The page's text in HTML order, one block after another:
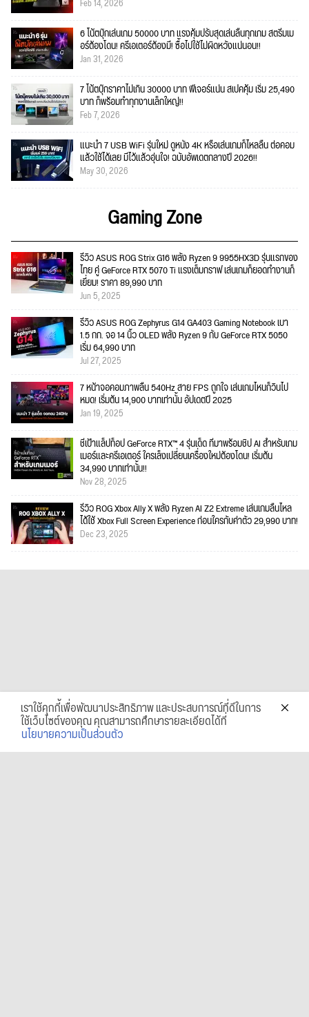
Feb 14, 2026
6 โน้ตบุ๊กเล่นเกม 50000 บาท แรงคุ้มปรับสุดเล่นลื่นทุกเกม สตรีมเม
อร์ต้องโดน! ครีเอเตอร์ต้องมี! ซื้อไปใช้ไม่ผิดหวังแน่นอน!!
Jan 31, 2026
7 โน้ตบุ๊กราคาไม่เกิน 30000 บาท ฟีเจอร์แน่น สเปคคุ้ม เริ่ม 25,490
บาท ก็พร้อมทำทุกงานเล็กใหญ่!!
Feb 7, 2026
แนะนำ 7 USB WiFi รุ่นใหม่ ดูหนัง 4K หรือเล่นเกมก็ไหลลื่น ต่อคอม
แล้วใช้ได้เลย มีไว้แล้วอุ่นใจ! ฉบับอัพเดตกลางปี 2026!!
May 30, 2026
Gaming Zone
รีวิว ASUS ROG Strix G16 พลัง Ryzen 9 9955HX3D รุ่นแรกของ
ไทย คู่ GeForce RTX 5070 Ti แรงเต็มกราฟ เล่นเกมก็ยอดทำงานก็
เยี่ยม! ราคา 89,990 บาท
Jun 5, 2025
รีวิว ASUS ROG Zephyrus G14 GA403 Gaming Notebook เบา
1.5 กก. จอ 14 นิ้ว OLED พลัง Ryzen 9 กับ GeForce RTX 5050
เริ่ม 64,990 บาท
Jul 27, 2025
7 หน้าจอคอมภาพลื่น 540Hz สาย FPS ถูกใจ เล่นเกมไหนก็วินไป
หมด! เริ่มต้น 14,900 บาทเท่านั้น อัปเดตปี 2025
Jan 19, 2025
ชี้เป้าแล็ปท็อป GeForce RTX™ 4 รุ่นเด็ด ที่มาพร้อมชิป AI สำหรับเกม
เมอร์และครีเอเตอร์ ใครเล็งเปลี่ยนเครื่องใหม่ต้องโดน! เริ่มต้น
34,990 บาทเท่านั้น!!
Nov 28, 2025
รีวิว ROG Xbox Ally X พลัง Ryzen AI Z2 Extreme เล่นเกมลื่นไหล
ได้ใช้ Xbox Full Screen Experience ก่อนใครกับค่าตัว 29,990 บาท!
Dec 23, 2025
เราใช้คุกกี้เพื่อพัฒนาประสิทธิภาพ และประสบการณ์ที่ดีในการ
ใช้เว็บไซต์ของคุณ คุณสามารถศึกษารายละเอียดได้ที่
นโยบายความเป็นส่วนตัว